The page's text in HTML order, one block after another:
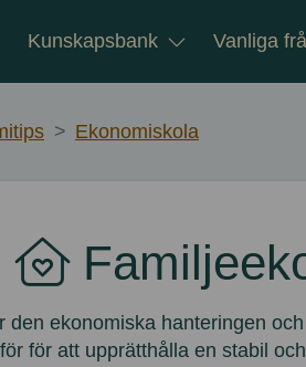
Kunskapsbank Vanliga
> Ekonomiskola
den ekonomiska hanteringen
för att upprätthålla en stabil